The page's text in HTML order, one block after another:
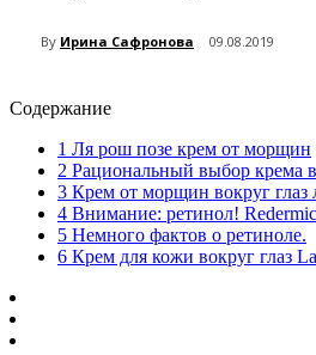
By Ирина Сафронова 09.08.2019
Содержание
1 Ля рош позе крем от морщин
2 Рациональный выбор крема
3 Крем от морщин вокруг глаз
4 Внимание: ретинол!
5 Немного фактов о ретиноле.
6 Крем для кожи вокруг глаз